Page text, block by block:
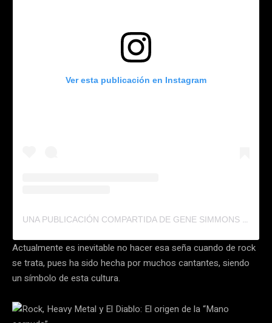
Ver esta publicación en Instagram
UNA PUBLICACIÓN COMPARTIDA DE GENE SIMMONS (@GENESIMMONS)
Actualmente es inevitable no hacer esa seña cuando de rock
se trata, pues ha sido hecha por muchos cantantes, siendo
un símbolo de esta cultura.